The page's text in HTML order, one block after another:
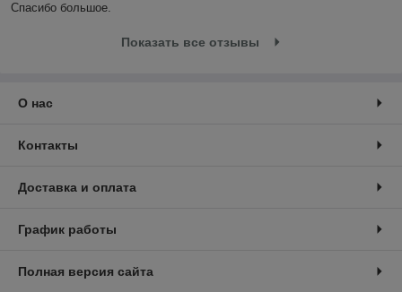
Спасибо большое.
Показать все отзывы
О нас
Контакты
Доставка и оплата
График работы
Полная версия сайта